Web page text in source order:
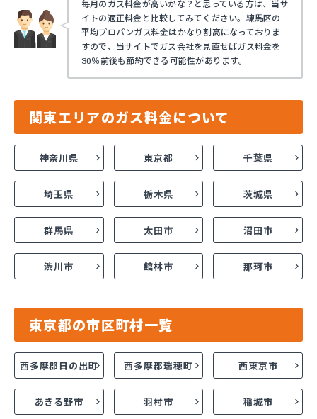
毎月のガス料金が高いかな？と思っている方は、当サ
イトの適正料金と比較してみてください。練馬区の
平均プロパンガス料金はかなり割高になっておりま
すので、当サイトでガス会社を見直せばガス料金を
30％前後も節約できる可能性があります。
関東エリアのガス料金について
神奈川県 東京都 千葉県
埼玉県 栃木県 茨城県
群馬県 太田市 沼田市
渋川市 館林市 那珂市
東京都の市区町村一覧
西多摩郡日の出町 西多摩郡瑞穂町 西東京市
あきる野市 羽村市 稲城市